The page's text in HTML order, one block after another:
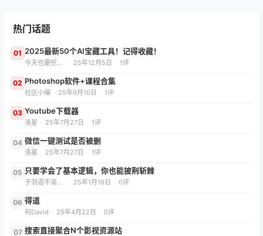
热门话题
01 2025最新50个AI宝藏工具！记得收藏！
今天也要挖App · 25年12月5日 · 1评
02 Photoshop软件+课程合集
社区小编 · 25年9月10日 · 1评
03 Youtube下载器
洛星 · 25年7月27日 · 1评
04 微信一键测试是否被删
洛星 · 25年7月27日 · 1评
05 只要学会了基本逻辑，你也能披荆斩棘
子羽语不渝（减肥版） · 25年1月16日 · 0评
06 得道
何David · 25年4月22日 · 0评
07 搜索直接聚合N个影视资源站